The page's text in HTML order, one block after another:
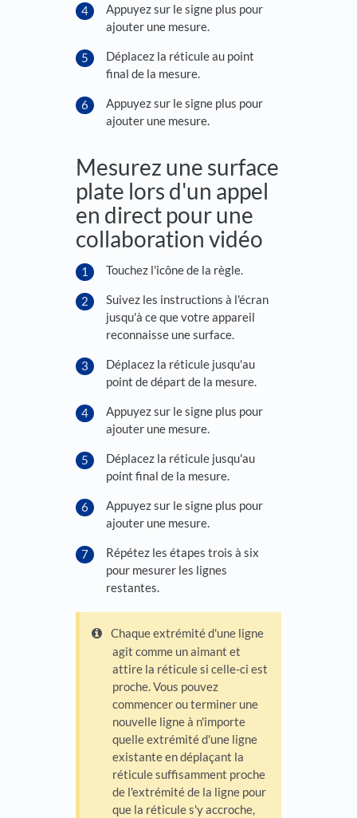
Appuyez sur le signe plus pour
ajouter une mesure.
Déplacez la réticule au point
final de la mesure.
Appuyez sur le signe plus pour
ajouter une mesure.
Mesurez une surface
plate lors d'un appel
en direct pour une
collaboration vidéo
Touchez l'icône de la règle.
Suivez les instructions à l'écran
jusqu'à ce que votre appareil
reconnaisse une surface.
Déplacez la réticule jusqu'au
point de départ de la mesure.
Appuyez sur le signe plus pour
ajouter une mesure.
Déplacez la réticule jusqu'au
point final de la mesure.
Appuyez sur le signe plus pour
ajouter une mesure.
Répétez les étapes trois à six
pour mesurer les lignes
restantes.
Chaque extrémité d'une ligne
agit comme un aimant et
attire la réticule si celle-ci est
proche. Vous pouvez
commencer ou terminer une
nouvelle ligne à n'importe
quelle extrémité d'une ligne
existante en déplaçant la
réticule suffisamment proche
de l'extrémité de la ligne pour
que la réticule s'y accroche,